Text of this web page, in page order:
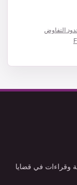
التفاوض
وقراءات في قضايا